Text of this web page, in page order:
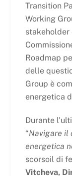
Transition
Working
stakeholder
Roadmap
delle
Group è
energetica
Durante
“Navigare il
energetica
scorsoil di
Vitcheva,